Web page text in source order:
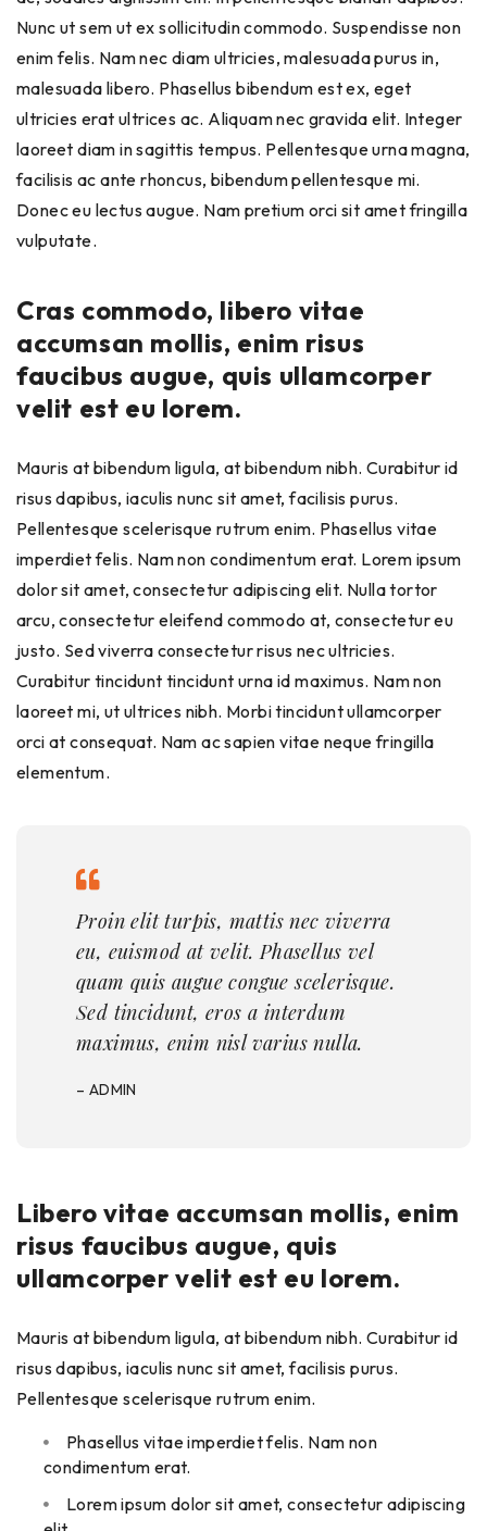
Nunc ut sem ut ex sollicitudin commodo. Suspendisse non
enim felis. Nam nec diam ultricies, malesuada purus in,
malesuada libero. Phasellus bibendum est ex, eget
ultricies erat ultrices ac. Aliquam nec gravida elit. Integer
laoreet diam in sagittis tempus. Pellentesque urna magna,
facilisis ac ante rhoncus, bibendum pellentesque mi.
Donec eu lectus augue. Nam pretium orci sit amet fringilla
vulputate.
Cras commodo, libero vitae
accumsan mollis, enim risus
faucibus augue, quis ullamcorper
velit est eu lorem.
Mauris at bibendum ligula, at bibendum nibh. Curabitur id
risus dapibus, iaculis nunc sit amet, facilisis purus.
Pellentesque scelerisque rutrum enim. Phasellus vitae
imperdiet felis. Nam non condimentum erat. Lorem ipsum
dolor sit amet, consectetur adipiscing elit. Nulla tortor
arcu, consectetur eleifend commodo at, consectetur eu
justo. Sed viverra consectetur risus nec ultricies.
Curabitur tincidunt tincidunt urna id maximus. Nam non
laoreet mi, ut ultrices nibh. Morbi tincidunt ullamcorper
orci at consequat. Nam ac sapien vitae neque fringilla
elementum.
Proin elit turpis, mattis nec viverra
eu, euismod at velit. Phasellus vel
quam quis augue congue scelerisque.
Sed tincidunt, eros a interdum
maximus, enim nisl varius nulla.
– ADMIN
Libero vitae accumsan mollis, enim
risus faucibus augue, quis
ullamcorper velit est eu lorem.
Mauris at bibendum ligula, at bibendum nibh. Curabitur id
risus dapibus, iaculis nunc sit amet, facilisis purus.
Pellentesque scelerisque rutrum enim.
Phasellus vitae imperdiet felis. Nam non
condimentum erat.
Lorem ipsum dolor sit amet, consectetur adipiscing